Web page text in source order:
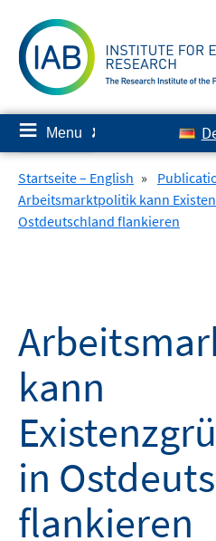
content
≡ Menu ✘
Startseite – English »
Arbeitsmarktpolitik kann
Ostdeutschland flankieren
kann
in
flankieren